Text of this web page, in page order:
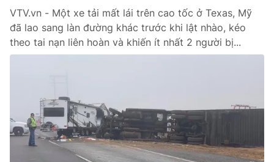
Liên hệ tòa soạn English
Theo dõi báo trên
Cơ quan chủ quản: Đài Truyền hình Việt Nam
VTV.vn - Một xe tải mất lái trên cao tốc ở Texas, Mỹ
đã lao sang làn đường khác trước khi lật nhào, kéo
theo tai nạn liên hoàn và khiến ít nhất 2 người bị...